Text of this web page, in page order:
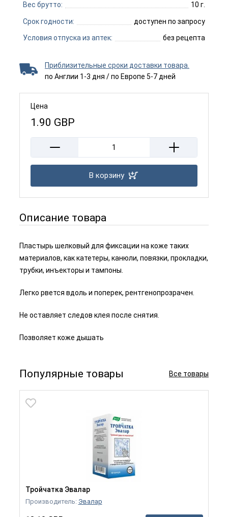
Вес брутто: 10 г.
Срок годности: доступен по запросу
Условия отпуска из аптек: без рецепта
Приблизительные сроки доставки товара.
по Англии 1-3 дня / по Европе 5-7 дней
Цена
1.90 GBP
В корзину
Описание товара
Пластырь шелковый для фиксации на коже таких
материалов, как катетеры, канюли, повязки, прокладки,
трубки, инъекторы и тампоны.
Легко рвется вдоль и поперек, рентгенопрозрачен.
Не оставляет следов клея после снятия.
Позволяет коже дышать
Популярные товары Все товары
Тройчатка Эвалар
Производитель: Эвалар